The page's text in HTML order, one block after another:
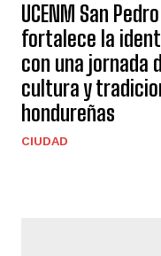
UCENM San
fortalece la
con una jornada
cultura y
hondureñas
CIUDAD